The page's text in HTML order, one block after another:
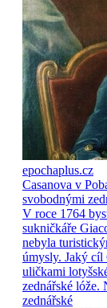
epochaplus.cz
Casanova v
svobodnými
V roce 1764
sukničkáře
nebyla
úmysly. Jaký cíl
uličkami
zednářské lóže.
zednářské